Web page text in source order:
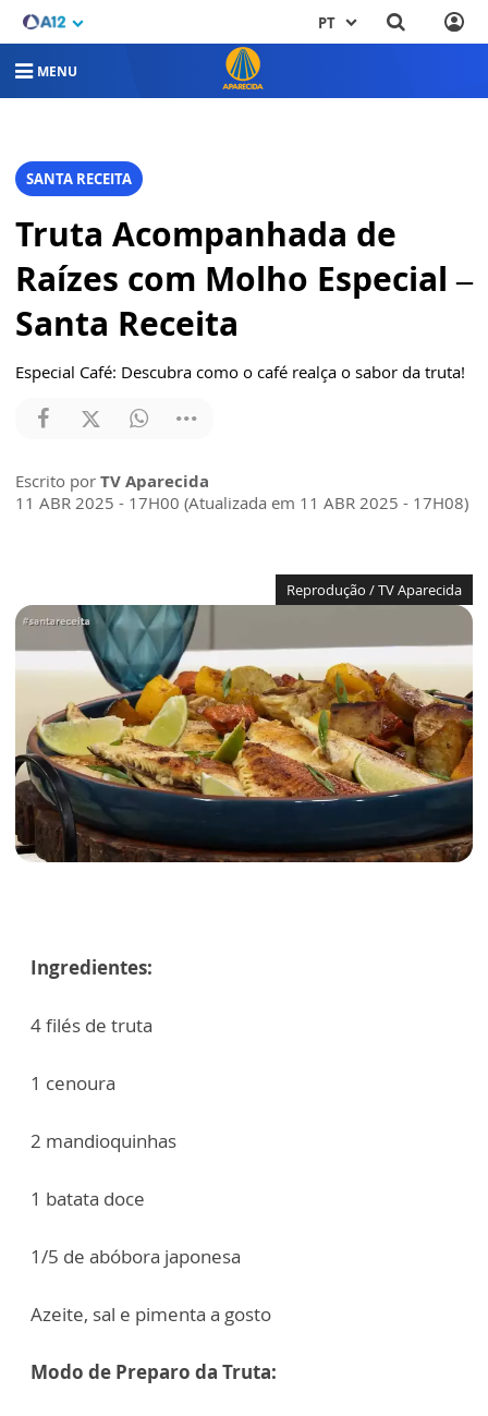
PT
MENU
SANTA RECEITA
Truta Acompanhada de
Raízes com Molho Especial –
Santa Receita
Especial Café: Descubra como o café realça o sabor da truta!
Escrito por TV Aparecida
11 ABR 2025 - 17H00 (Atualizada em 11 ABR 2025 - 17H08)
Reprodução / TV Aparecida
Ingredientes:
4 filés de truta
1 cenoura
2 mandioquinhas
1 batata doce
1/5 de abóbora japonesa
Azeite, sal e pimenta a gosto
Modo de Preparo da Truta: